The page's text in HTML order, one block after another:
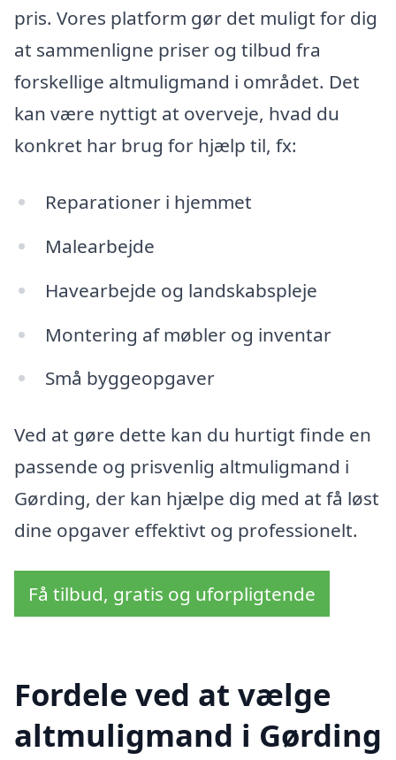
pris. Vores platform gør det muligt for dig
at sammenligne priser og tilbud fra
forskellige altmuligmand i området. Det
kan være nyttigt at overveje, hvad du
konkret har brug for hjælp til, fx:
Reparationer i hjemmet
Malearbejde
Havearbejde og landskabspleje
Montering af møbler og inventar
Små byggeopgaver
Ved at gøre dette kan du hurtigt finde en
passende og prisvenlig altmuligmand i
Gørding, der kan hjælpe dig med at få løst
dine opgaver effektivt og professionelt.
Få tilbud, gratis og uforpligtende
Fordele ved at vælge
altmuligmand i Gørding